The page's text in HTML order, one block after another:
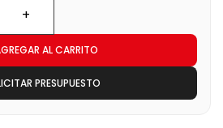
AL CARRITO
PRESUPUESTO